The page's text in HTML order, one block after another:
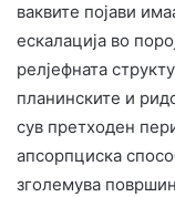
ваквите појави
ескалација во
релјефната
планинските и
сув претходен
апсорпциска
зголемува